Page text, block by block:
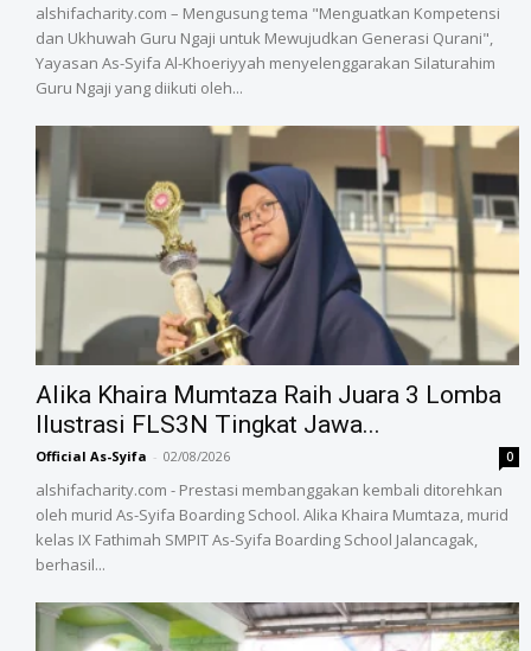
alshifacharity.com – Mengusung tema "Menguatkan Kompetensi
dan Ukhuwah Guru Ngaji untuk Mewujudkan Generasi Qurani",
Yayasan As-Syifa Al-Khoeriyyah menyelenggarakan Silaturahim
Guru Ngaji yang diikuti oleh...
Alika Khaira Mumtaza Raih Juara 3 Lomba
Ilustrasi FLS3N Tingkat Jawa...
Official As-Syifa - 02/08/2026 0
alshifacharity.com - Prestasi membanggakan kembali ditorehkan
oleh murid As-Syifa Boarding School. Alika Khaira Mumtaza, murid
kelas IX Fathimah SMPIT As-Syifa Boarding School Jalancagak,
berhasil...